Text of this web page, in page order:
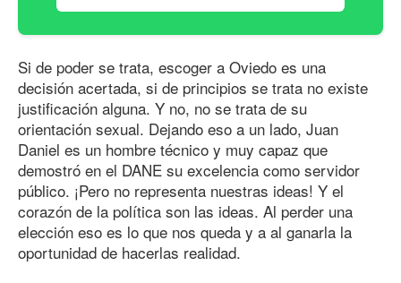
Si de poder se trata, escoger a Oviedo es una
decisión acertada, si de principios se trata no existe
justificación alguna. Y no, no se trata de su
orientación sexual. Dejando eso a un lado, Juan
Daniel es un hombre técnico y muy capaz que
demostró en el DANE su excelencia como servidor
público. ¡Pero no representa nuestras ideas! Y el
corazón de la política son las ideas. Al perder una
elección eso es lo que nos queda y a al ganarla la
oportunidad de hacerlas realidad.